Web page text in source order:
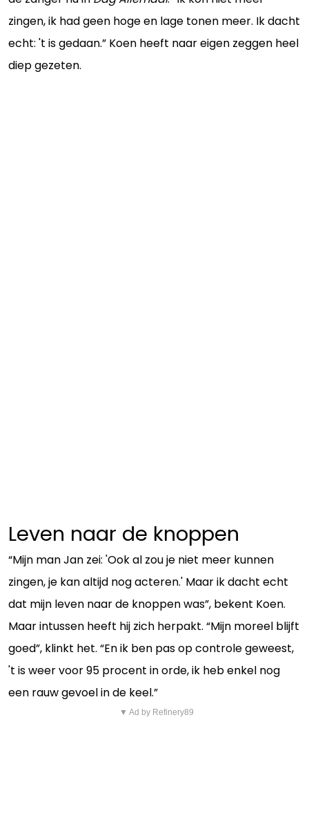
zingen, ik had geen hoge en lage tonen meer. Ik dacht
echt: 't is gedaan.” Koen heeft naar eigen zeggen heel
diep gezeten.
Leven naar de knoppen
“Mijn man Jan zei: 'Ook al zou je niet meer kunnen
zingen, je kan altijd nog acteren.' Maar ik dacht echt
dat mijn leven naar de knoppen was”, bekent Koen.
Maar intussen heeft hij zich herpakt. “Mijn moreel blijft
goed”, klinkt het. “En ik ben pas op controle geweest,
't is weer voor 95 procent in orde, ik heb enkel nog
een rauw gevoel in de keel.”
▼ Ad by Refinery89